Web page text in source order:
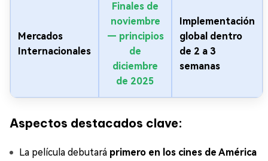
Mercados
Internacionales
Finales de
noviembre
— principios
de
diciembre
de 2025
Implementación
global dentro
de 2 a 3
semanas
Aspectos destacados clave:
La película debutará primero en los cines de América